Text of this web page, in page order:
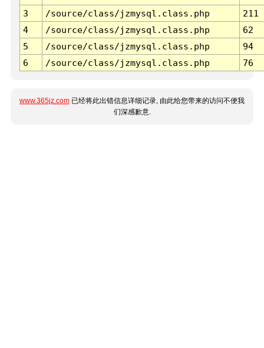
3 /source/class/jzmysql.class.php
211
4
/source/class/jzmysql.class.php
62
5
/source/class/jzmysql.class.php
94
6
/source/class/jzmysql.class.php 76
www.365jz.com 已经将此出错信息详细记录, 由此给您带来的访问不便我
们深感歉意.